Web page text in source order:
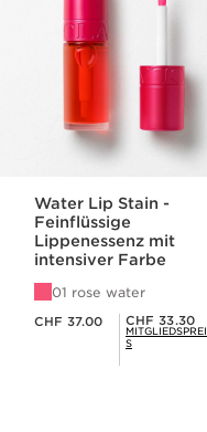
Water Lip Stain -
Feinflüssige
Lippenessenz mit
intensiver Farbe
01 rose water
CHF 37.00 Mitgliederpreis CHF 33.30
CHF 33.30
MITGLIEDSPREI
S